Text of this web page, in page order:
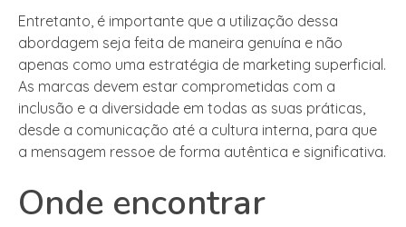
Entretanto, é importante que a utilização dessa
abordagem seja feita de maneira genuína e não
apenas como uma estratégia de marketing superficial.
As marcas devem estar comprometidas com a
inclusão e a diversidade em todas as suas práticas,
desde a comunicação até a cultura interna, para que
a mensagem ressoe de forma autêntica e significativa.
Onde encontrar